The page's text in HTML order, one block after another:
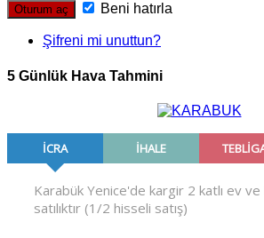
Beni hatırla
Şifreni mi unuttun?
5 Günlük Hava Tahmini